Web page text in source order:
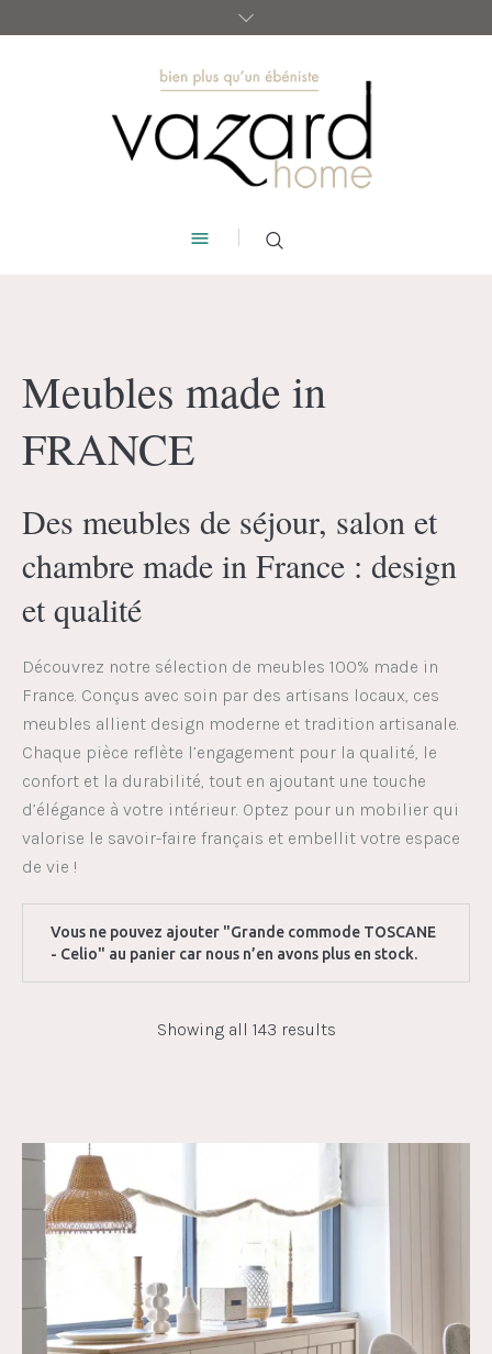
Meubles made in
FRANCE
Des meubles de séjour, salon et
chambre made in France : design
et qualité
Découvrez notre sélection de meubles 100% made in
France. Conçus avec soin par des artisans locaux, ces
meubles allient design moderne et tradition artisanale.
Chaque pièce reflète l’engagement pour la qualité, le
confort et la durabilité, tout en ajoutant une touche
d’élégance à votre intérieur. Optez pour un mobilier qui
valorise le savoir-faire français et embellit votre espace
de vie !
Vous ne pouvez ajouter "Grande commode TOSCANE
- Celio" au panier car nous n’en avons plus en stock.
Showing all 143 results